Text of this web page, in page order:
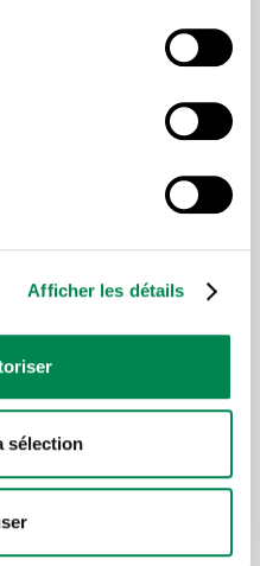
Afficher les détails
sélection
sous la
d’hier à